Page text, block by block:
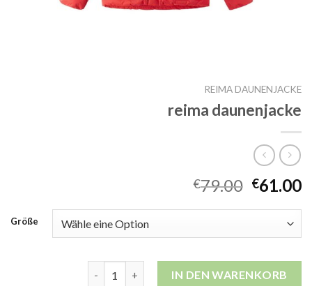
REIMA DAUNENJACKE
reima daunenjacke
€79.00 €61.00
Größe
reima daunenjacke MengeIN DEN WARENKORB